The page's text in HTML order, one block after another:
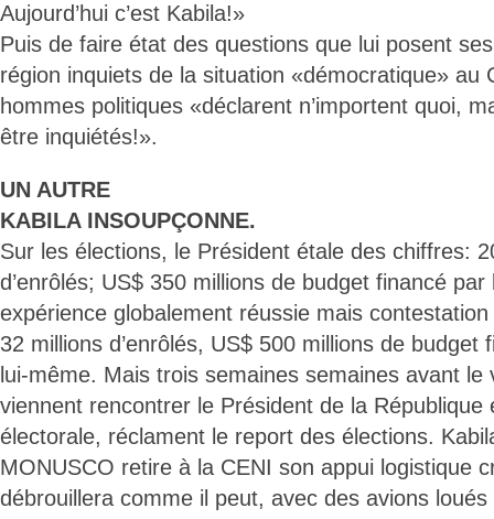
Aujourd’hui c’est Kabila!»
Puis de faire état des questions que lui posent
région inquiets de la situation «démocratique» au
hommes politiques «déclarent n’importent quoi,
être inquiétés!».
UN AUTRE
KABILA INSOUPÇONNE.
Sur les élections, le Président étale des chiffres:
d’enrôlés; US$ 350 millions de budget financé
expérience globalement réussie mais
32 millions d’enrôlés, US$ 500 millions de budget
lui-même. Mais trois semaines semaines avant le
viennent rencontrer le Président de la République
électorale, réclament le report des élections.
MONUSCO retire à la CENI son appui logistique
débrouillera comme il peut, avec des avions loués